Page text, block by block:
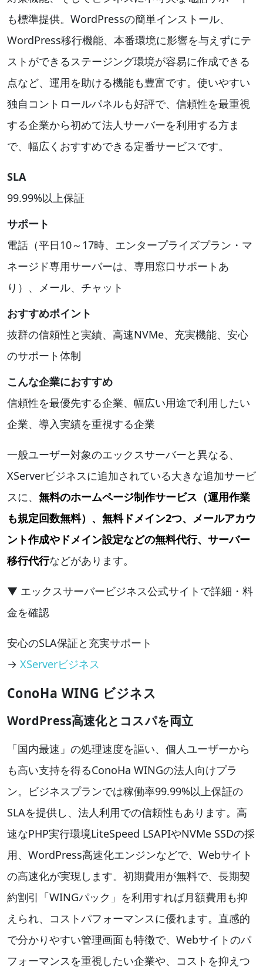
も標準提供。WordPressの簡単インストール、
WordPress移行機能、本番環境に影響を与えずにテ
ストができるステージング環境が容易に作成できる
点など、運用を助ける機能も豊富です。使いやすい
独自コントロールパネルも好評で、信頼性を最重視
する企業から初めて法人サーバーを利用する方ま
で、幅広くおすすめできる定番サービスです。
SLA
99.99%以上保証
サポート
電話（平日10～17時、エンタープライズプラン・マ
ネージド専用サーバーは、専用窓口サポートあ
り）、メール、チャット
おすすめポイント
抜群の信頼性と実績、高速NVMe、充実機能、安心
のサポート体制
こんな企業におすすめ
信頼性を最優先する企業、幅広い用途で利用したい
企業、導入実績を重視する企業
一般ユーザー対象のエックスサーバーと異なる、
XServerビジネスに追加されている大きな追加サービ
スに、 無料のホームページ制作サービス（運用作業
も規定回数無料）、無料ドメイン2つ、メールアカウ
ント作成やドメイン設定などの無料代行、サーバー
移行代行などがあります。
▼ エックスサーバービジネス公式サイトで詳細・料
金を確認
安心のSLA保証と充実サポート
→ XServerビジネス
ConoHa WING ビジネス
WordPress高速化とコスパを両立
「国内最速」の処理速度を謳い、個人ユーザーから
も高い支持を得るConoHa WINGの法人向けプラ
ン。ビジネスプランでは稼働率99.99%以上保証の
SLAを提供し、法人利用での信頼性もあります。高
速なPHP実行環境LiteSpeed LSAPIやNVMe SSDの採
用、WordPress高速化エンジンなどで、Webサイト
の高速化が実現します。初期費用が無料で、長期契
約割引「WINGパック」を利用すれば月額費用も抑
えられ、コストパフォーマンスに優れます。直感的
で分かりやすい管理画面も特徴で、Webサイトのパ
フォーマンスを重視したい企業や、コストを抑えつ